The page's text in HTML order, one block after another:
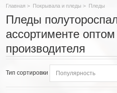
Главная > Покрывала и пледы > Пледы
Пледы
ассортименте оптом
производителя
Тип сортировки